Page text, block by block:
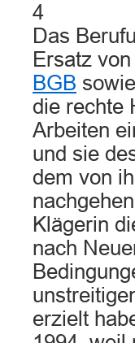
4
Das
Ersatz
BGB sowie
die rechte
Arbeiten
und sie
dem von
Klägerin
nach
erzielt